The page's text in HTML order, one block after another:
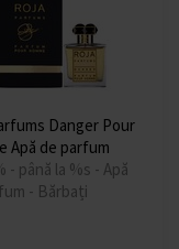
Danger Pour
Apă de parfum
- până la %s - Apă
- Bărbați